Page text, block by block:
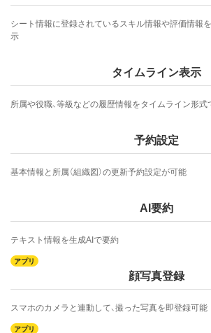
シート情報に登録されているスキル情報や評価情報
示
タイムライン表示
所属や役職、等級などの履歴情報をタイムライン形式
予約設定
基本情報と所属（組織図）の更新予約設定が可能
AI要約
テキスト情報を生成AIで要約
顔写真登録
スマホのカメラと連動して、撮った写真を即登録可能